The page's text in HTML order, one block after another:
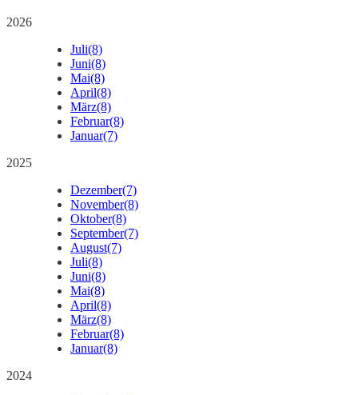
2026
Juli(8)
Juni(8)
Mai(8)
April(8)
März(8)
Februar(8)
Januar(7)
2025
Dezember(7)
November(8)
Oktober(8)
September(7)
August(7)
Juli(8)
Juni(8)
Mai(8)
April(8)
März(8)
Februar(8)
Januar(8)
2024